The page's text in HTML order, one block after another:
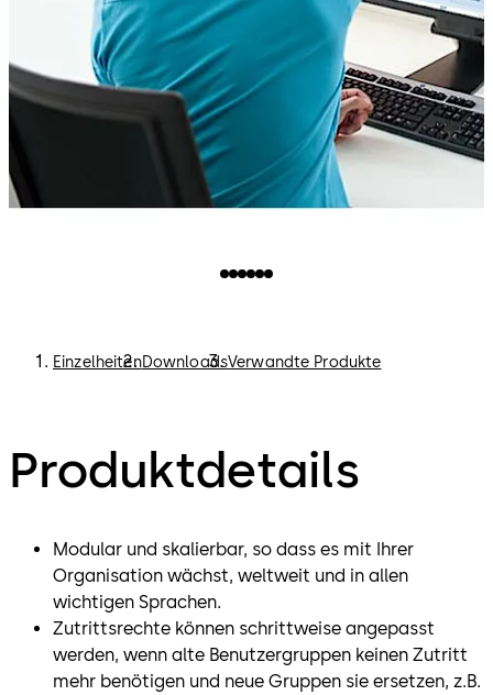
EinzelheitenDownloadsVerwandte Produkte
Produktdetails
Modular und skalierbar, so dass es mit Ihrer
Organisation wächst, weltweit und in allen
wichtigen Sprachen.
Zutrittsrechte können schrittweise angepasst
werden, wenn alte Benutzergruppen keinen Zutritt
mehr benötigen und neue Gruppen sie ersetzen, z.B.